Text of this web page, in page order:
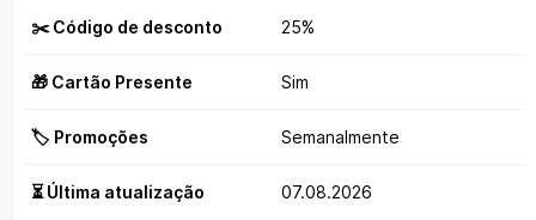
✂️ Código de desconto 25%
🎁 Cartão Presente Sim
🏷️ Promoções Semanalmente
⏳ Última atualização 07.08.2026